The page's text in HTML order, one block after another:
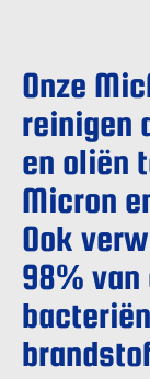
Onze
reinigen
en oliën
Micron
Ook
98%